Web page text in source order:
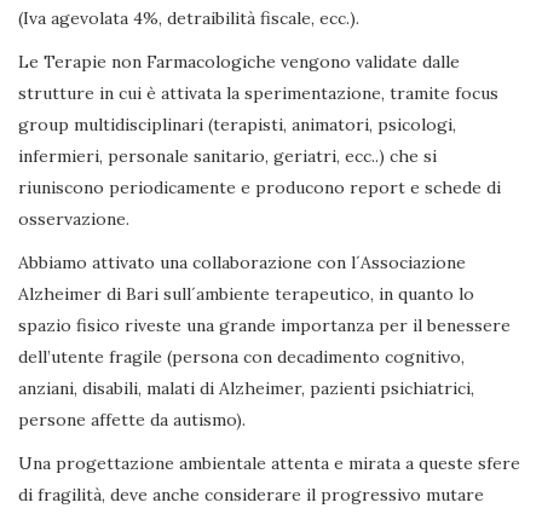
(Iva agevolata 4%, detraibilità fiscale, ecc.).
Le Terapie non Farmacologiche vengono validate dalle
strutture in cui è attivata la sperimentazione, tramite focus
group multidisciplinari (terapisti, animatori, psicologi,
infermieri, personale sanitario, geriatri, ecc..) che si
riuniscono periodicamente e producono report e schede di
osservazione.
Abbiamo attivato una collaborazione con l´Associazione
Alzheimer di Bari sull´ambiente terapeutico, in quanto lo
spazio fisico riveste una grande importanza per il benessere
dell’utente fragile (persona con decadimento cognitivo,
anziani, disabili, malati di Alzheimer, pazienti psichiatrici,
persone affette da autismo).
Una progettazione ambientale attenta e mirata a queste sfere
di fragilità, deve anche considerare il progressivo mutare